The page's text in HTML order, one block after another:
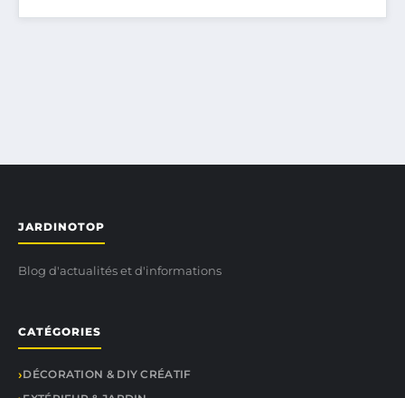
JARDINOTOP
Blog d'actualités et d'informations
CATÉGORIES
DÉCORATION & DIY CRÉATIF